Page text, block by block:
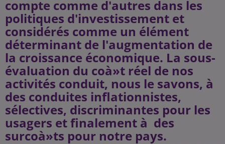
compte comme d'autres dans les
politiques d'investissement et
considérés comme un élément
déterminant de l'augmentation de
la croissance économique. La sous-
évaluation du coà»t réel de nos
activités conduit, nous le savons, à
des conduites inflationnistes,
sélectives, discriminantes pour les
usagers et finalement à des
surcoà»ts pour notre pays.